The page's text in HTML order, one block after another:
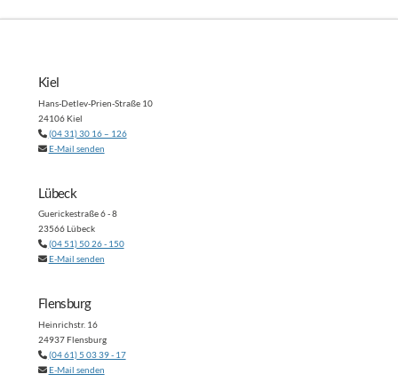
Kiel
Hans-Detlev-Prien-Straße 10
24106 Kiel
(04 31) 30 16 – 126
E-Mail senden
Lübeck
Guerickestraße 6 - 8
23566 Lübeck
(04 51) 50 26 - 150
E-Mail senden
Flensburg
Heinrichstr. 16
24937 Flensburg
(04 61) 5 03 39 - 17
E-Mail senden